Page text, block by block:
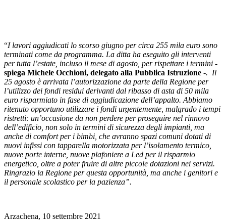
“I lavori aggiudicati lo scorso giugno per circa 255 mila euro sono
terminati come da programma. La ditta ha eseguito gli interventi
per tutta l’estate, incluso il mese di agosto, per rispettare i termini -
spiega Michele Occhioni, delegato alla Pubblica Istruzione -. Il
25 agosto è arrivata l’autorizzazione da parte della Regione per
l’utilizzo dei fondi residui derivanti dal ribasso di asta di 50 mila
euro risparmiato in fase di aggiudicazione dell’appalto. Abbiamo
ritenuto opportuno utilizzare i fondi urgentemente, malgrado i tempi
ristretti: un’occasione da non perdere per proseguire nel rinnovo
dell’edificio, non solo in termini di sicurezza degli impianti, ma
anche di comfort per i bimbi, che avranno spazi comuni dotati di
nuovi infissi con tapparella motorizzata per l’isolamento termico,
nuove porte interne, nuove plafoniere a Led per il risparmio
energetico, oltre a poter fruire di altre piccole dotazioni nei servizi.
Ringrazio la Regione per questa opportunità, ma anche i genitori e
il personale scolastico per la pazienza”.
Arzachena, 10 settembre 2021